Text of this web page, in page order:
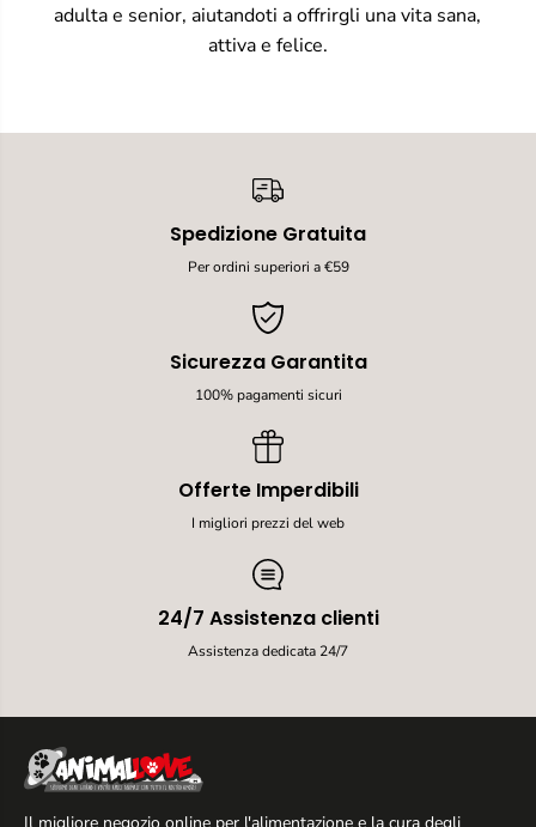
adulta e senior, aiutandoti a offrirgli una vita sana,
attiva e felice.
Spedizione Gratuita
Per ordini superiori a €59
Sicurezza Garantita
100% pagamenti sicuri
Offerte Imperdibili
I migliori prezzi del web
24/7 Assistenza clienti
Assistenza dedicata 24/7